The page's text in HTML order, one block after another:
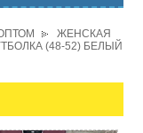
ЖЕНСКАЯ
(48-52) БЕЛЫЙ